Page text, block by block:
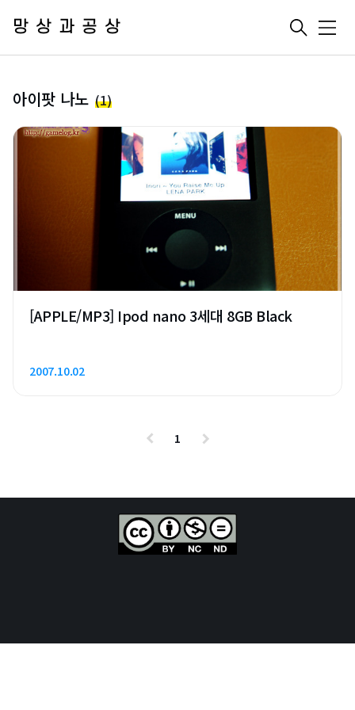
망상과공상 메
아이팟 나노 (1)
[APPLE/MP3] Ipod nano 3세대 8GB Black
2007.10.02
1